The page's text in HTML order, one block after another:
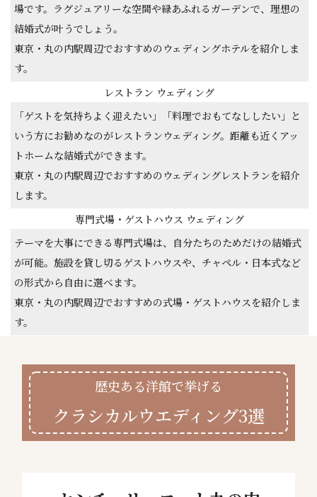
場です。ラグジュアリーな空間や緑あふれるガーデンで、理想の
結婚式が叶うでしょう。
東京・丸の内駅周辺でおすすめのウェディングホテルを紹介しま
す。
レストラン ウェディング
「ゲストを気持ちよく迎えたい」「料理でおもてなししたい」と
いう方にお勧めなのがレストランウェディング。距離も近くアッ
トホームな結婚式ができます。
東京・丸の内駅周辺でおすすめのウェディングレストランを紹介
します。
専門式場・ゲストハウス ウェディング
テーマを大事にできる専門式場は、自分たちのためだけの結婚式
が可能。施設を貸し切るゲストハウスや、チャペル・日本式など
の形式から自由に選べます。
東京・丸の内駅周辺でおすすめの式場・ゲストハウスを紹介しま
す。
歴史ある洋館で挙げる
クラシカルウエディング3選